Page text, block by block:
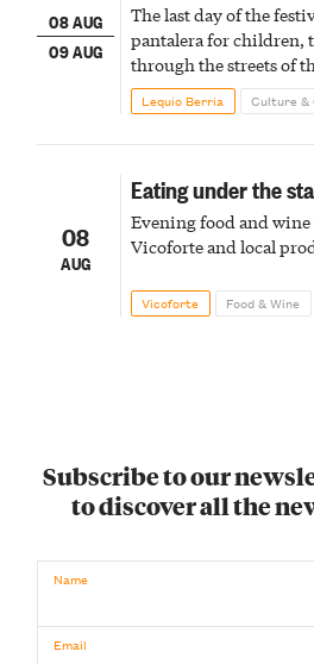
08 AUG
09 AUG
The last day of the
pantalera for children,
through the streets of
fireworks finale
Lequio Berria Culture &
08
AUG
Eating under the
Evening food and
Vicoforte and local
Vicoforte Food & Wine
Subscribe to our
to discover all the
Name
Email